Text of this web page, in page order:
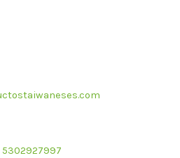
5302927997